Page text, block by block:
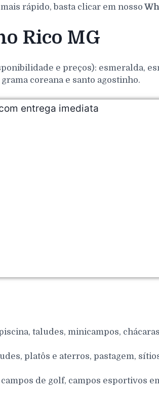
rápido, basta clicar em nosso
Rico MG
e preços): esmeralda,
coreana e santo agostinho.
taludes, minicampos,
platôs e aterros, pastagem,
de golf, campos esportivos